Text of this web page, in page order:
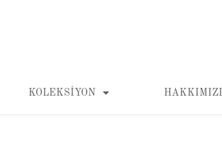
KOLEKSIYON